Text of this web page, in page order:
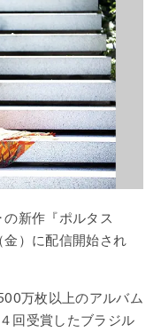
の新作『ポルタス
金）に配信開始され
万枚以上のアルバム
回受賞したブラジル